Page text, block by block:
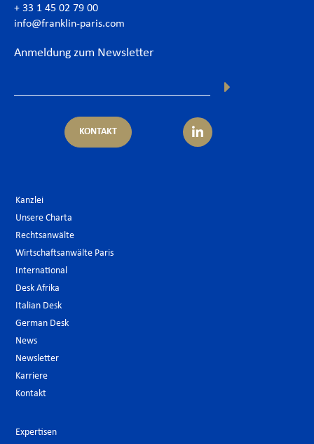
+ 33 1 45 02 79 00
info@franklin-paris.com
Anmeldung zum Newsletter
KONTAKT
Kanzlei
Unsere Charta
Rechtsanwälte
Wirtschaftsanwälte Paris
International
Desk Afrika
Italian Desk
German Desk
News
Newsletter
Karriere
Kontakt
Expertisen